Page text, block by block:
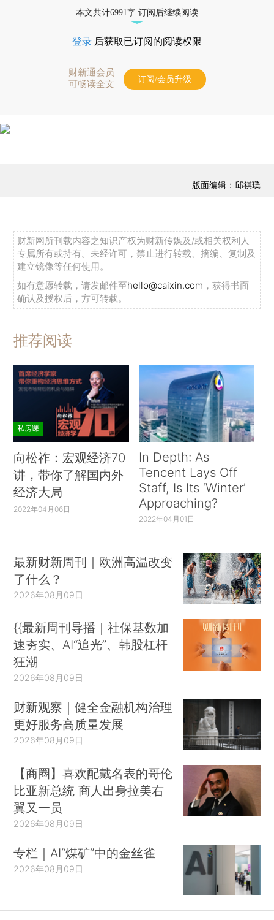
本文共计6991字 订阅后继续阅读
登录 后获取已订阅的阅读权限
财新通会员
可畅读全文
订阅/会员升级
版面编辑：邱祺璞
财新网所刊载内容之知识产权为财新传媒及/或相关权利人
专属所有或持有。未经许可，禁止进行转载、摘编、复制及
建立镜像等任何使用。
如有意愿转载，请发邮件至hello@caixin.com ，获得书面
确认及授权后，方可转载。
推荐阅读
私房课
向松祚：宏观经济70
讲，带你了解国内外
经济大局
2022年04月06日
In Depth: As
Tencent Lays Off
Staff, Is Its ‘Winter’
Approaching?
2022年04月01日
最新财新周刊｜欧洲高温改变
了什么？
2026年08月09日
{{最新周刊导播｜社保基数加
速夯实、AI“追光”、韩股杠杆
狂潮
2026年08月09日
财新观察｜健全金融机构治理
更好服务高质量发展
2026年08月09日
【商圈】喜欢配戴名表的哥伦
比亚新总统 商人出身拉美右
翼又一员
2026年08月09日
专栏｜AI“煤矿”中的金丝雀
2026年08月09日